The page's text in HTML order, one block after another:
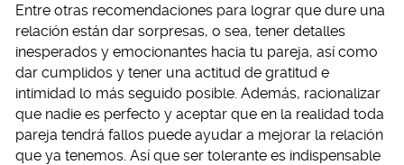
Entre otras recomendaciones para lograr que dure una
relación están dar sorpresas, o sea, tener detalles
inesperados y emocionantes hacia tu pareja, así como
dar cumplidos y tener una actitud de gratitud e
intimidad lo más seguido posible. Además, racionalizar
que nadie es perfecto y aceptar que en la realidad toda
pareja tendrá fallos puede ayudar a mejorar la relación
que ya tenemos. Así que ser tolerante es indispensable